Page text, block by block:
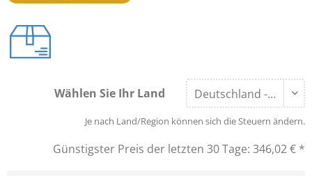
Wählen Sie Ihr Land
Je nach Land/Region können sich die Steuern ändern.
Günstigster Preis der letzten 30 Tage: 346,02 € *